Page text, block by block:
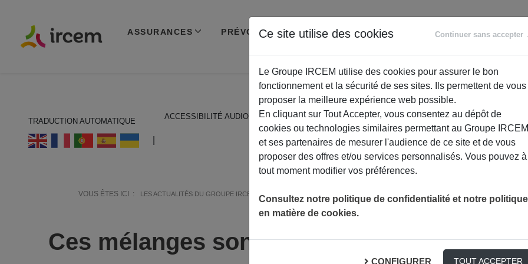
ASSURANCES PRÉVOYANCE RETRAITE
ACCOMPAGNEMENT
TRADUCTION AUTOMATIQUE
ACCESSIBILITÉ AUDIO
VOUS ÊTES ICI : LES ACTUALITÉS DU GROUPE IRCEM ACTUALITÉ CES MÉLANGES SONT DANGEREUX !
Ces mélanges sont dangereux !
Ce site utilise des cookies Continuer sans accepter
Le Groupe IRCEM utilise des cookies pour assurer le bon
fonctionnement et la sécurité de ses sites. Ils permettent de vous
proposer la meilleure expérience web possible.
En cliquant sur Tout Accepter, vous consentez au dépôt de
cookies ou technologies similaires permettant au Groupe IRCEM
et ses partenaires de mesurer l'audience de ce site et de vous
proposer des offres et/ou services personnalisés. Vous pouvez à
tout moment modifier vos préférences.
Consultez notre politique de confidentialité et notre politique
en matière de cookies.
CONFIGURER TOUT ACCEPTER